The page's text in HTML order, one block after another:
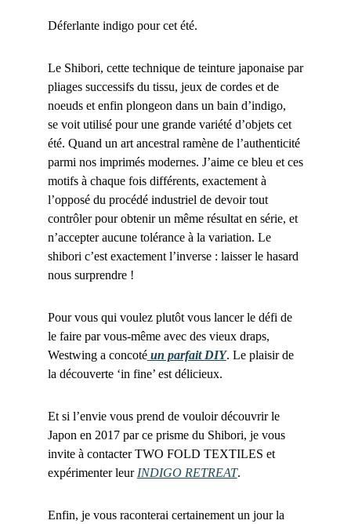
Déferlante indigo pour cet été.
Le Shibori, cette technique de teinture japonaise par
pliages successifs du tissu, jeux de cordes et de
noeuds et enfin plongeon dans un bain d’indigo,
se voit utilisé pour une grande variété d’objets cet
été. Quand un art ancestral ramène de l’authenticité
parmi nos imprimés modernes. J’aime ce bleu et ces
motifs à chaque fois différents, exactement à
l’opposé du procédé industriel de devoir tout
contrôler pour obtenir un même résultat en série, et
n’accepter aucune tolérance à la variation. Le
shibori c’est exactement l’inverse : laisser le hasard
nous surprendre !
Pour vous qui voulez plutôt vous lancer le défi de
le faire par vous-même avec des vieux draps,
Westwing a concotéun parfait DIY. Le plaisir de
la découverte ‘in fine’ est délicieux.
Et si l’envie vous prend de vouloir découvrir le
Japon en 2017 par ce prisme du Shibori, je vous
invite à contacter TWO FOLD TEXTILES et
expérimenter leur INDIGO RETREAT.
Enfin, je vous raconterai certainement un jour la